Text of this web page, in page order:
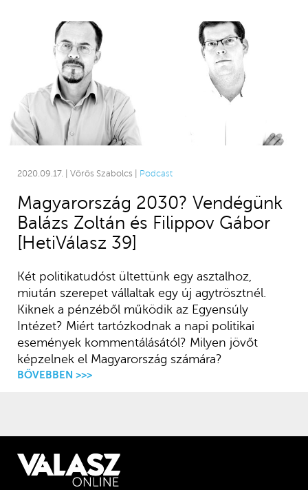
2020.09.17. | Vörös Szabolcs | Podcast
Magyarország 2030? Vendégünk
Balázs Zoltán és Filippov Gábor
[HetiVálasz 39]
Két politikatudóst ültettünk egy asztalhoz,
miután szerepet vállaltak egy új agytrösztnél.
Kiknek a pénzéből működik az Egyensúly
Intézet? Miért tartózkodnak a napi politikai
események kommentálásától? Milyen jövőt
képzelnek el Magyarország számára?
BŐVEBBEN >>>